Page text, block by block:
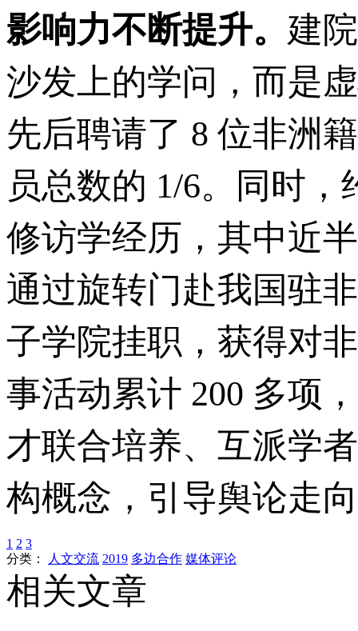
影响力不断提升。 建
沙发上的学问，而是
先后聘请了 8 位非洲
员总数的 1/6。同时
修访学经历，其中近
通过旋转门赴我国驻
子学院挂职，获得对
事活动累计 200 多项
才联合培养、互派学
构概念，引导舆论走
1 2 3
分类：
人文交流 2019 多边合作 媒体评论
相关文章